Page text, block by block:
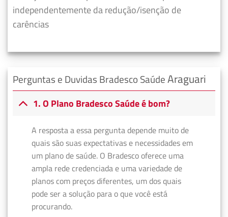
independentemente da redução/isenção de
carências
Perguntas e Duvidas Bradesco SaúdeAraguari
1. O Plano Bradesco Saúde é bom?
A resposta a essa pergunta depende muito de
quais são suas expectativas e necessidades em
um plano de saúde. O Bradesco oferece uma
ampla rede credenciada e uma variedade de
planos com preços diferentes, um dos quais
pode ser a solução para o que você está
procurando.